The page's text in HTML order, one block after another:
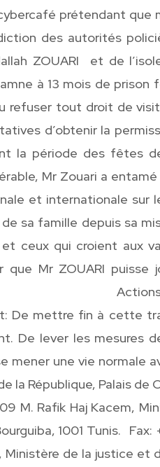
prétendant que
des autorités
ZOUARI et de
à 13 mois de
refuser tout droit de
d’obtenir la
la période des
Mr Zouari a
et internationale sur
de sa famille depuis
ceux qui croient aux
que Mr ZOUARI
De mettre fin à cette
De lever les mesures
mener une vie normale
la République, Palais
M. Rafik Haj Kacem,
1001 Tunis.
Ministère de la justice et